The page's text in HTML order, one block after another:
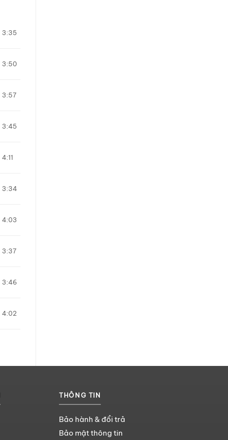
3:35
3:50
3:57
3:45
4:11
3:34
4:03
3:37
3:46
4:02
THÔNG TIN
Bảo hành & đổi trả
Bảo mật thông tin